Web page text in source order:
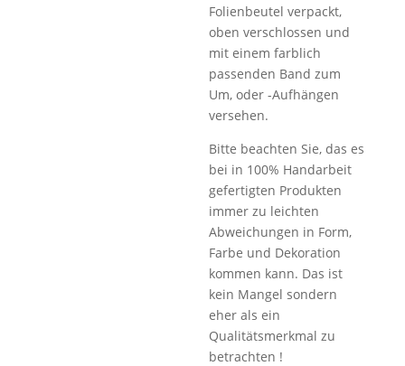
Folienbeutel verpackt,
oben verschlossen und
mit einem farblich
passenden Band zum
Um, oder -Aufhängen
versehen.
Bitte beachten Sie, das es
bei in 100% Handarbeit
gefertigten Produkten
immer zu leichten
Abweichungen in Form,
Farbe und Dekoration
kommen kann. Das ist
kein Mangel sondern
eher als ein
Qualitätsmerkmal zu
betrachten !